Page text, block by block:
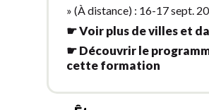
» (À distance) : 16-17 sept.
☛ Voir plus de villes et
☛ Découvrir le
cette formation